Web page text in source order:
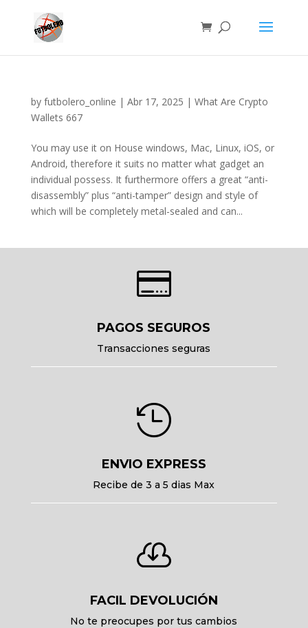
by futbolero_online | Abr 17, 2025 | What Are Crypto
Wallets 667
You may use it on House windows, Mac, Linux, iOS, or
Android, therefore it suits no matter what gadget an
individual possess. It furthermore offers a great “anti-
disassembly” plus “anti-tamper” design and style of
which will be completely metal-sealed and can...

PAGOS SEGUROS
Transacciones seguras

ENVIO EXPRESS
Recibe de 3 a 5 dias Max

FACIL DEVOLUCIÓN
No te preocupes por tus cambios